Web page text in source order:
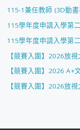
115-1兼任教師 (3D動
115學年度申請入學第
115學年度申請入學第
【競賽入圍】2026放
【競賽入圍】2026 A+
【競賽入圍】2026放